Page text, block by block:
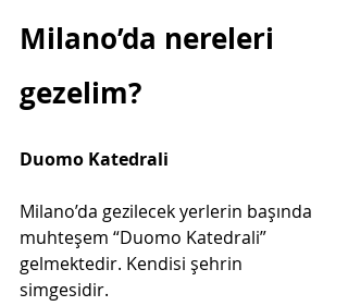
Milano’da nereleri
gezelim?
Duomo Katedrali
Milano’da gezilecek yerlerin başında
muhteşem “Duomo Katedrali”
gelmektedir. Kendisi şehrin
simgesidir.